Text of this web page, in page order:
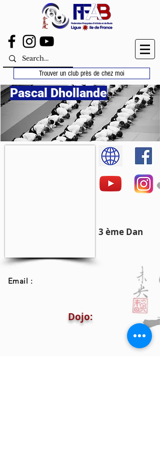
Trouver un club près de chez moi
Pascal Dhollande
3 ème Dan
Email :
Dojo: